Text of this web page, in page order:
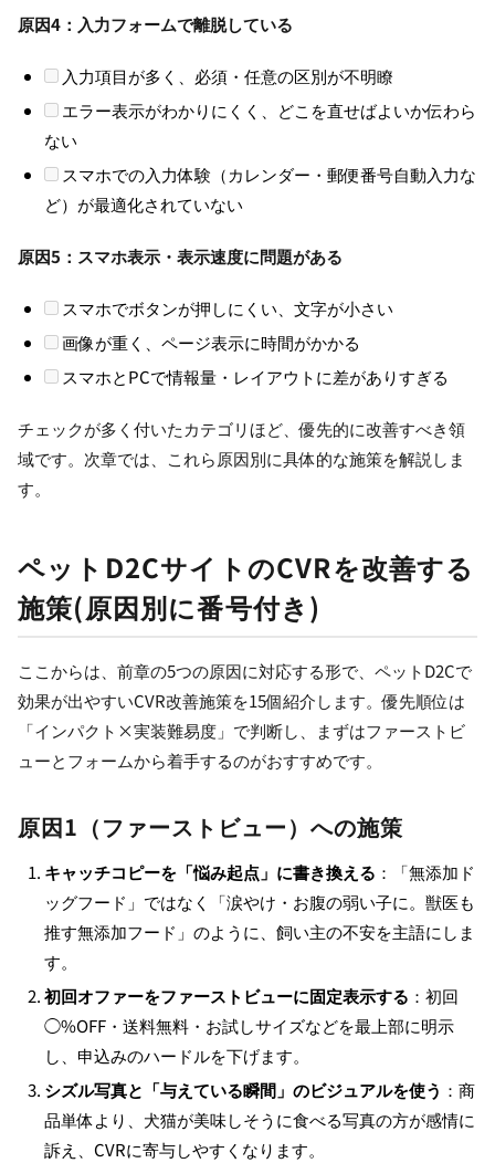
原因4：入力フォームで離脱している
入力項目が多く、必須・任意の区別が不明瞭
エラー表示がわかりにくく、どこを直せばよいか伝わら
ない
スマホでの入力体験（カレンダー・郵便番号自動入力な
ど）が最適化されていない
原因5：スマホ表示・表示速度に問題がある
スマホでボタンが押しにくい、文字が小さい
画像が重く、ページ表示に時間がかかる
スマホとPCで情報量・レイアウトに差がありすぎる
チェックが多く付いたカテゴリほど、優先的に改善すべき領
域です。次章では、これら原因別に具体的な施策を解説しま
す。
ペットD2CサイトのCVRを改善する
施策(原因別に番号付き)
ここからは、前章の5つの原因に対応する形で、ペットD2Cで
効果が出やすいCVR改善施策を15個紹介します。優先順位は
「インパクト×実装難易度」で判断し、まずはファーストビ
ューとフォームから着手するのがおすすめです。
原因1（ファーストビュー）への施策
キャッチコピーを「悩み起点」に書き換える ：「無添加ド
ッグフード」ではなく「涙やけ・お腹の弱い子に。獣医も
推す無添加フード」のように、飼い主の不安を主語にしま
す。
初回オファーをファーストビューに固定表示する ：初回
◯%OFF・送料無料・お試しサイズなどを最上部に明示
し、申込みのハードルを下げます。
シズル写真と「与えている瞬間」のビジュアルを使う ：商
品単体より、犬猫が美味しそうに食べる写真の方が感情に
訴え、CVRに寄与しやすくなります。